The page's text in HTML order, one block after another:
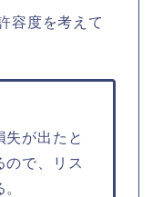
容度を考えて
失が出たと
ので、リス